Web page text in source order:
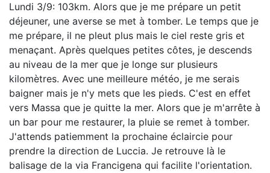
Lundi 3/9: 103km. Alors que je me prépare un petit
déjeuner, une averse se met à tomber. Le temps que je
me prépare, il ne pleut plus mais le ciel reste gris et
menaçant. Après quelques petites côtes, je descends
au niveau de la mer que je longe sur plusieurs
kilomètres. Avec une meilleure météo, je me serais
baigner mais je n'y mets que les pieds. C'est en effet
vers Massa que je quitte la mer. Alors que je m'arrête à
un bar pour me restaurer, la pluie se remet à tomber.
J'attends patiemment la prochaine éclaircie pour
prendre la direction de Luccia. Je retrouve là le
balisage de la via Francigena qui facilite l'orientation.